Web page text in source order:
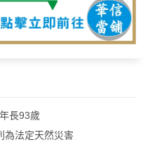
長93歲
為法定天然災害